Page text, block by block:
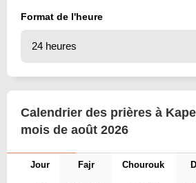
Format de l'heure
Calendrier des prières à
mois de août 2026
Jour Fajr Chourouk